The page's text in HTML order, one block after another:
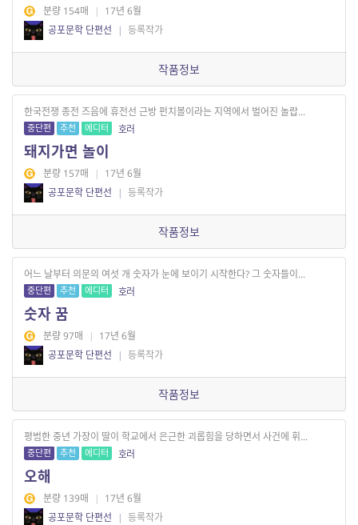
분량 154매 | 17년 6월
공포문학 단편선
| 등록작가
작품정보
한국전쟁 종전 즈음에 휴전선 근방 펀치볼이라는 지역에서 벌어진 놀랍...
중단편 추천 에디터 호러
돼지가면 놀이
분량 157매 | 17년 6월
공포문학 단편선
| 등록작가
작품정보
어느 날부터 의문의 여섯 개 숫자가 눈에 보이기 시작한다? 그 숫자들이...
중단편 추천 에디터 호러
숫자 꿈
분량 97매 | 17년 6월
공포문학 단편선
| 등록작가
작품정보
평범한 중년 가장이 딸이 학교에서 은근한 괴롭힘을 당하면서 사건에 휘...
중단편 추천 에디터 호러
오해
분량 139매 | 17년 6월
공포문학 단편선
| 등록작가